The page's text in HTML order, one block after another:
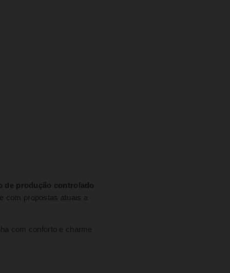
de produção controlado
com propostas atuais a
com conforto e charme